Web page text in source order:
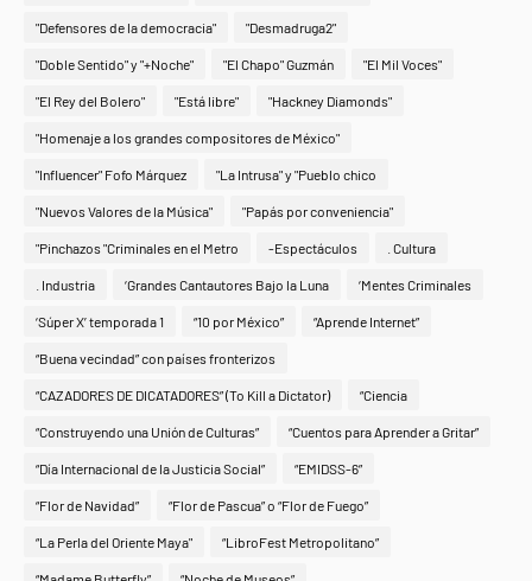
"Defensores de la democracia" "Desmadruga2"
"Doble Sentido" y "+Noche" "El Chapo" Guzmán "El Mil Voces"
"El Rey del Bolero" "Está libre" "Hackney Diamonds"
"Homenaje a los grandes compositores de México"
"Influencer" Fofo Márquez "La Intrusa" y "Pueblo chico
"Nuevos Valores de la Música" "Papás por conveniencia"
"Pinchazos "Criminales en el Metro -Espectáculos . Cultura
. Industria ‘Grandes Cantautores Bajo la Luna ‘Mentes Criminales
‘Súper X’ temporada 1 “10 por México” “Aprende Internet”
“Buena vecindad” con países fronterizos
“CAZADORES DE DICATADORES” (To Kill a Dictator) “Ciencia
“Construyendo una Unión de Culturas” “Cuentos para Aprender a Gritar”
“Día Internacional de la Justicia Social” “EMIDSS-6”
“Flor de Navidad” “Flor de Pascua” o “Flor de Fuego”
“La Perla del Oriente Maya" “LibroFest Metropolitano”